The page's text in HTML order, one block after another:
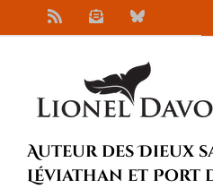
au
NewsletterBluesky
Auteur des Dieux
Léviathan et Port